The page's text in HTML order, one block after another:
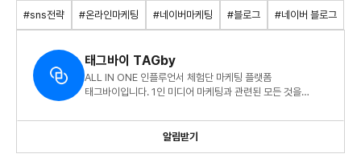
#sns전략 #온라인마케팅 #네이버마케팅 #블로그 #네이버 블로그
태그바이 TAGby
ALL IN ONE 인플루언서 체험단 마케팅 플랫폼
태그바이입니다. 1인 미디어 마케팅과 관련된 모든 것을
알림받기